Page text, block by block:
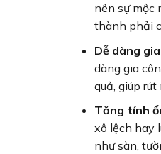
nên sự mộc
thành phải
Dễ dàng
dàng gia
quả, giúp
Tăng tính
xô lệch hay
như sàn,